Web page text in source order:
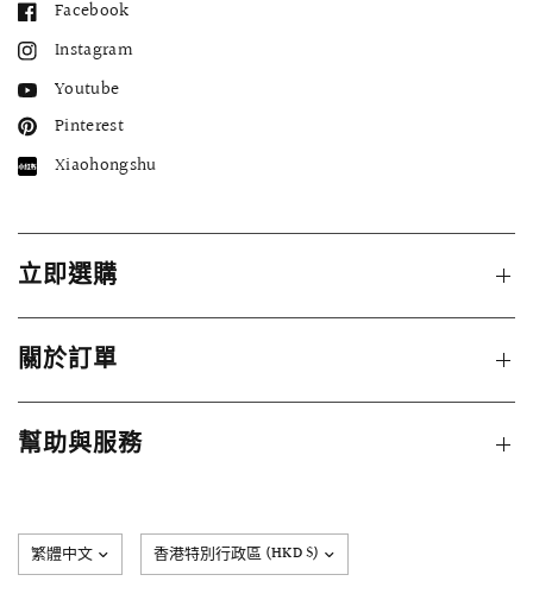
Facebook
Instagram
Youtube
Pinterest
Xiaohongshu
立即選購
關於訂單
幫助與服務
更
新